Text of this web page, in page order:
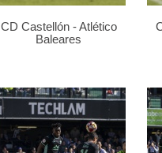
CD Castellón - Atlético
Baleares